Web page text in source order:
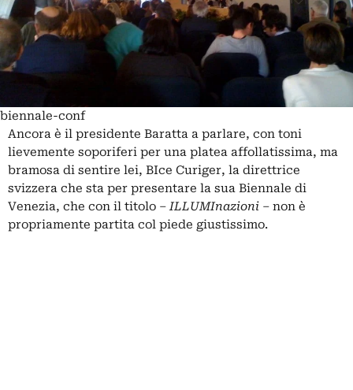
biennale-conf
Ancora è il presidente Baratta a parlare, con toni
lievemente soporiferi per una platea affollatissima, ma
bramosa di sentire lei, BIce Curiger, la direttrice
svizzera che sta per presentare la sua Biennale di
Venezia, che con il titolo –ILLUMInazioni – non è
propriamente partita col piede giustissimo.